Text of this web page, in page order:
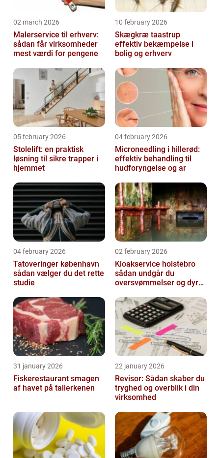
02 march 2026
Malerservice til erhverv:
sådan får virksomheder
mest værdi for pengene
10 february 2026
Skægkræ taastrup
effektiv bekæmpelse i
bolig og erhverv
05 february 2026
Stolelift: en praktisk
løsning til sikre trapper i
hjemmet
04 february 2026
Microneedling i hillerød:
effektiv behandling til
hudforyngelse og ar
04 february 2026
Tatoveringer københavn
sådan vælger du det rette
studie
02 february 2026
Kloakservice holstebro
sådan undgår du
oversvømmelser og dyre
31 january 2026
Fiskerestaurant smagen
af havet på tallerkenen
22 january 2026
Revisor: Sådan skaber du
tryghed og overblik i din
virksomhed